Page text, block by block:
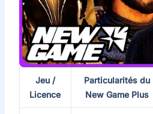
Jeu /
Licence
Particularités du
New Game Plus